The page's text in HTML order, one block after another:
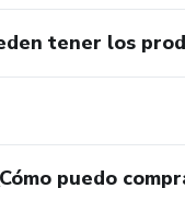
tener los
puedo